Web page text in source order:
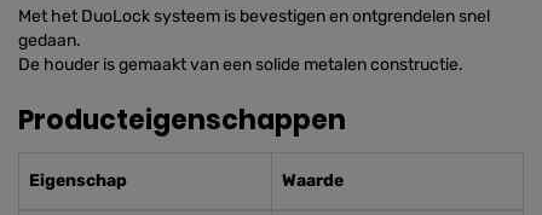
Met het DuoLock systeem is bevestigen en ontgrendelen snel
gedaan.
De houder is gemaakt van een solide metalen constructie.
Producteigenschappen
Eigenschap Waarde